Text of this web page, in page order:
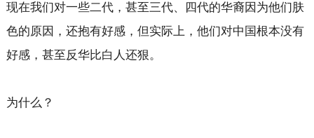
现在我们对一些二代，甚至三代、四代的华裔因为他们肤
色的原因，还抱有好感，但实际上，他们对中国根本没有
好感，甚至反华比白人还狠。
为什么？